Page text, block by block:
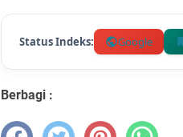
Status Indeks: Google
Berbagi :